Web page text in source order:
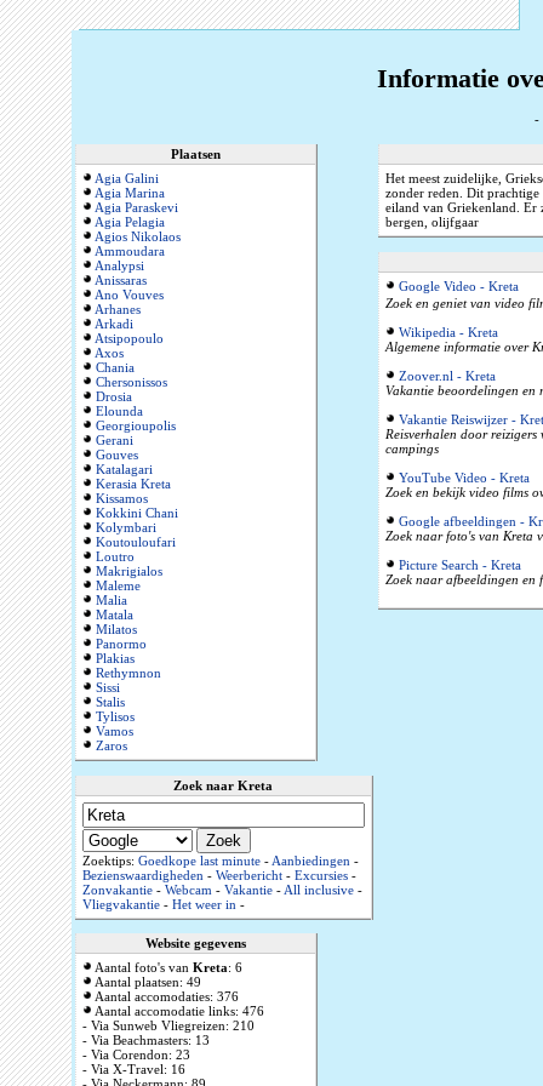
Informatie
-
Plaatsen
Agia Galini
Agia Marina
Agia Paraskevi
Agia Pelagia
Agios Nikolaos
Ammoudara
Analypsi
Anissaras
Ano Vouves
Arhanes
Arkadi
Atsipopoulo
Axos
Chania
Chersonissos
Drosia
Elounda
Georgioupolis
Gerani
Gouves
Katalagari
Kerasia Kreta
Kissamos
Kokkini Chani
Kolymbari
Koutouloufari
Loutro
Makrigialos
Maleme
Malia
Matala
Milatos
Panormo
Plakias
Rethymnon
Sissi
Stalis
Tylisos
Vamos
Zaros
Zoek naar Kreta
Zoektips: Goedkope last minute-Aanbiedingen-
Bezienswaardigheden- Weerbericht- Excursies-
Zonvakantie- Webcam- Vakantie-All inclusive-
Vliegvakantie- Het weer in-
Website gegevens
Aantal foto's van Kreta: 6
Aantal plaatsen: 49
Aantal accomodaties: 376
Aantal accomodatie links: 476
- Via Sunweb Vliegreizen: 210
- Via Beachmasters: 13
- Via Corendon: 23
- Via X-Travel: 16
Het meest zuidelijke,
zonder reden. Dit
eiland van Griekenland. Er
bergen, olijfgaar
Google Video - Kreta
Zoek en geniet van video
Wikipedia - Kreta
Algemene informatie over
Zoover.nl - Kreta
Vakantie beoordelingen en
Vakantie Reiswijzer -
Reisverhalen door reizigers
campings
YouTube Video - Kreta
Zoek en bekijk video films
Google afbeeldingen -
Zoek naar foto's van Kreta
Picture Search - Kreta
Zoek naar afbeeldingen en